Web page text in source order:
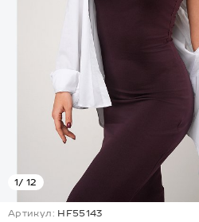
1/ 12
Артикул: HF55143